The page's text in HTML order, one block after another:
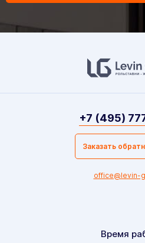
Время
+7 (495)
Заказать
office@levin-